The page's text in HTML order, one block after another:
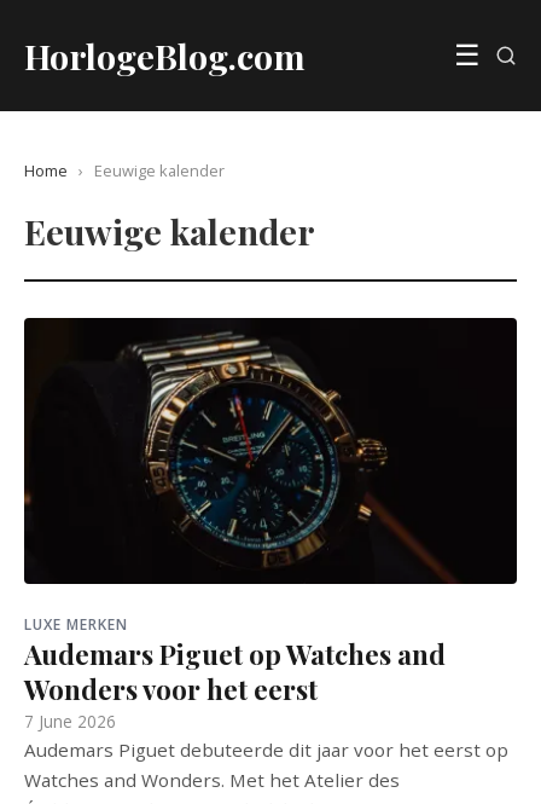
HorlogeBlog.com ☰
Home › Eeuwige kalender
Eeuwige kalender
LUXE MERKEN
Audemars Piguet op Watches and
Wonders voor het eerst
7 June 2026
Audemars Piguet debuteerde dit jaar voor het eerst op
Watches and Wonders. Met het Atelier des